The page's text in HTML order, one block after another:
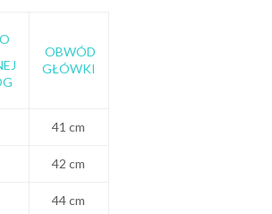
OBWÓD
GŁÓWKI
41 cm
42 cm
44 cm